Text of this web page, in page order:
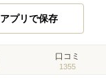
アプリで保存
口コミ
1355